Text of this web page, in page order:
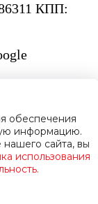
КПП:
обеспечения
информацию.
сайта, вы
использования